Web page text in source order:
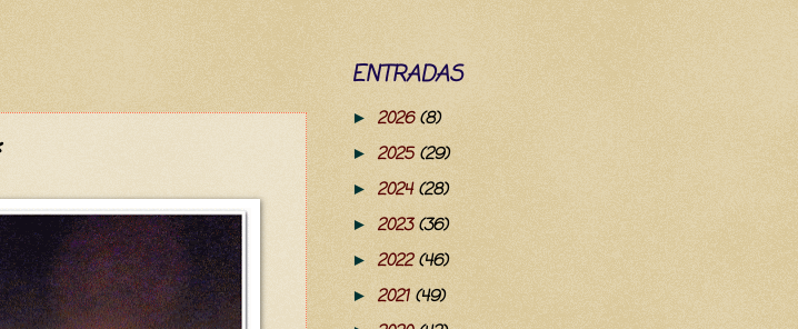
ENTRADAS
► 2026(8)
► 2025(29)
► 2024(28)
► 2023(36)
► 2022(46)
► 2021 (49)